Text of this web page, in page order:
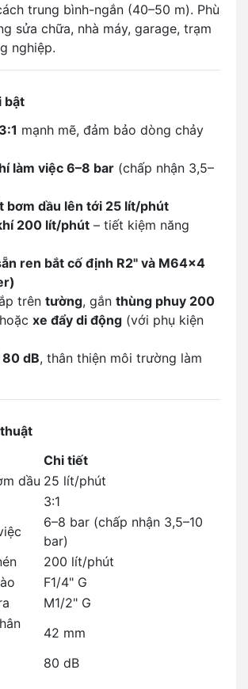
trung bình-ngắn (40–50 m). Phù
sửa chữa, nhà máy, garage, trạm
nghiệp.
bật
3:1 mạnh mẽ, đảm bảo dòng chảy
làm việc 6–8 bar (chấp nhận 3,5–
bơm dầu lên tới 25 lít/phút
200 lít/phút – tiết kiệm năng
ren bắt cố định R2" và M64x4
trên tường, gắn thùng phuy 200
xe đẩy di động (với phụ kiện
80 dB, thân thiện môi trường làm
Chi tiết
dầu 25 lít/phút
3:1
6–8 bar (chấp nhận 3,5–10
bar)
200 lít/phút
F1/4" G
M1/2" G
42 mm
80 dB